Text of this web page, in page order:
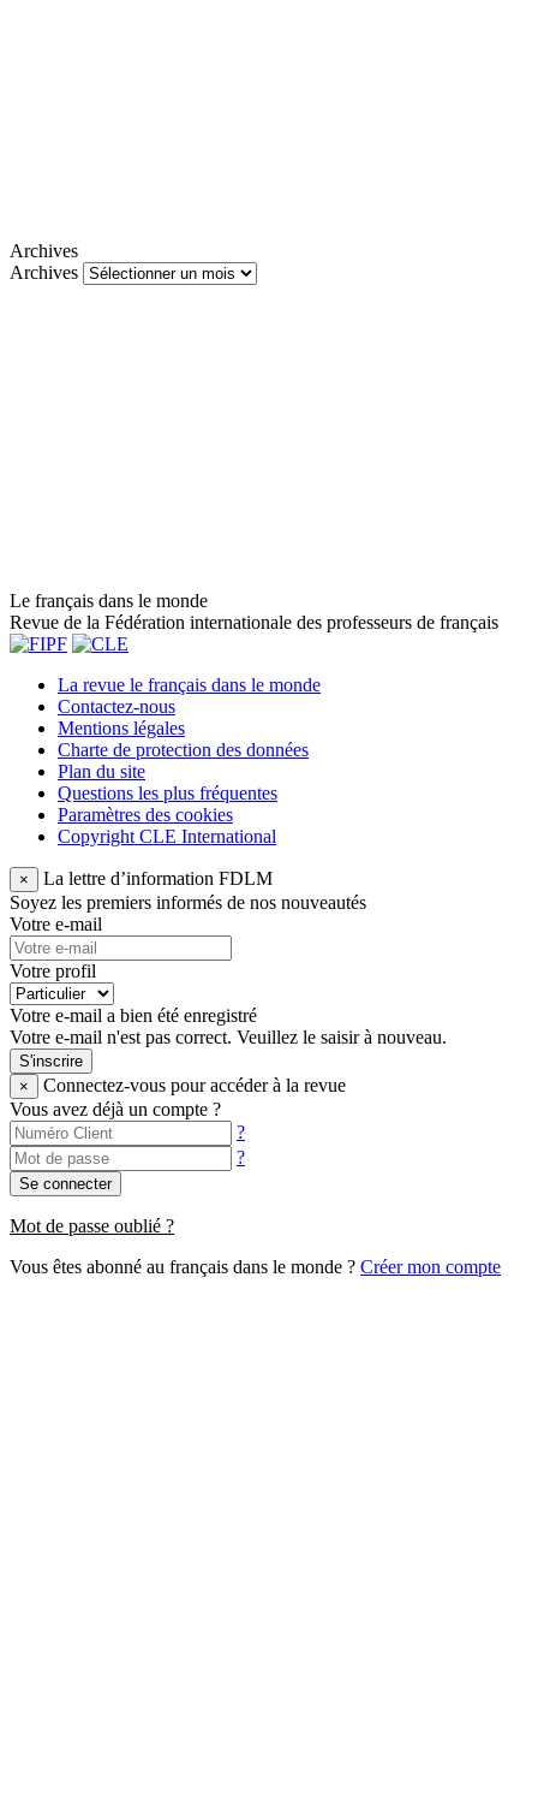
Archives
Archives
Le français dans le monde
Revue de la Fédération internationale des professeurs de français
La revue le français dans le monde
Contactez-nous
Mentions légales
Charte de protection des données
Plan du site
Questions les plus fréquentes
Paramètres des cookies
Copyright CLE International
×
La lettre d’information FDLM
Soyez les premiers informés de nos nouveautés
Votre e-mail
Votre profil
Votre e-mail a bien été enregistré
Votre e-mail n'est pas correct. Veuillez le saisir à nouveau.
S'inscrire
×
Connectez-vous pour accéder à la revue
Vous avez déjà un compte ?
?
?
Se connecter
Mot de passe oublié ?
Vous êtes abonné au français dans le monde ? Créer mon compte